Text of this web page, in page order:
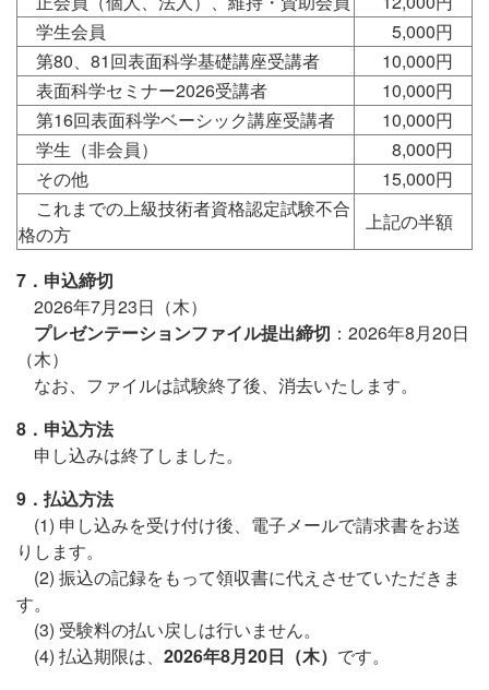
学生会員
5,000円
第80、81回表面科学基礎講座受講者
10,000円
表面科学セミナー2026受講者
10,000円
第16回表面科学ベーシック講座受講者
10,000円
学生（非会員）
8,000円
その他
15,000円
これまでの上級技術者資格認定試験不合
格の方
上記の半額
7．申込締切
2026年7月23日（木）
プレゼンテーションファイル提出締切 ：2026年8月20日
（木）
なお、ファイルは試験終了後、消去いたします。
8．申込方法
申し込みは終了しました。
9．払込方法
(1) 申し込みを受け付け後、電子メールで請求書をお送
りします。
(2) 振込の記録をもって領収書に代えさせていただきま
す。
(3) 受験料の払い戻しは行いません。
(4) 払込期限は、 2026年8月20日（木） です。